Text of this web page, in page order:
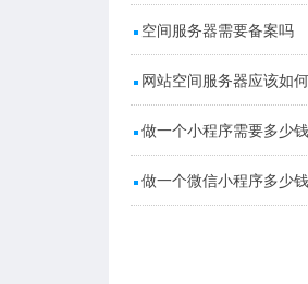
空间服务器需要备案吗
网站空间服务器应该如
做一个小程序需要多少钱
做一个微信小程序多少钱